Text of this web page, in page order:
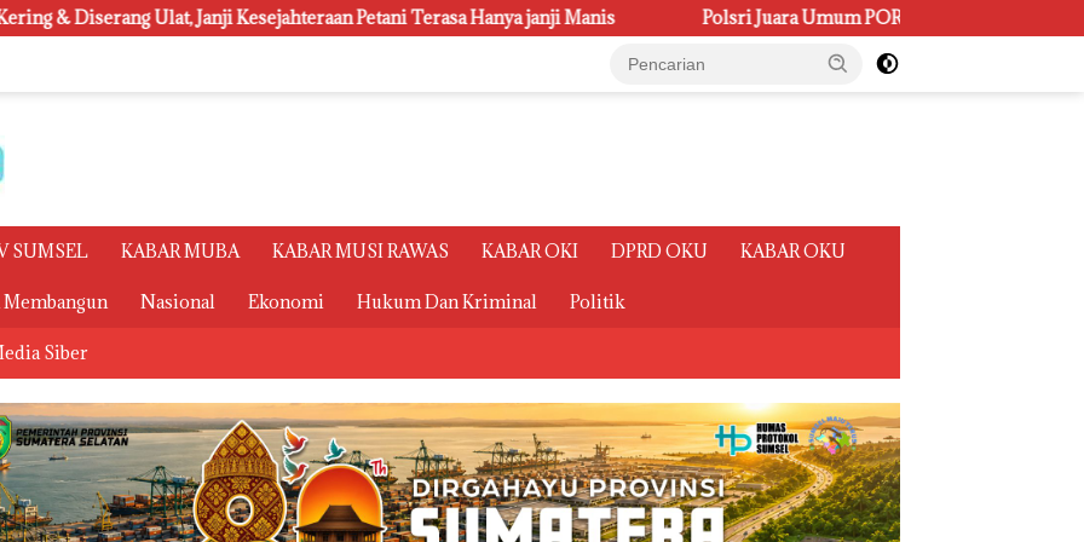
Kesejahteraan Petani Terasa Hanya janji Manis Polsri Juara Umum PORSENI XV, Raih 60 Medali dan Ukir Gelar
SUMSEL KABAR MUBA KABAR MUSI RAWAS KABAR OKI DPRD OKU KABAR OKU
Membangun Nasional Ekonomi Hukum Dan Kriminal Politik
Siber